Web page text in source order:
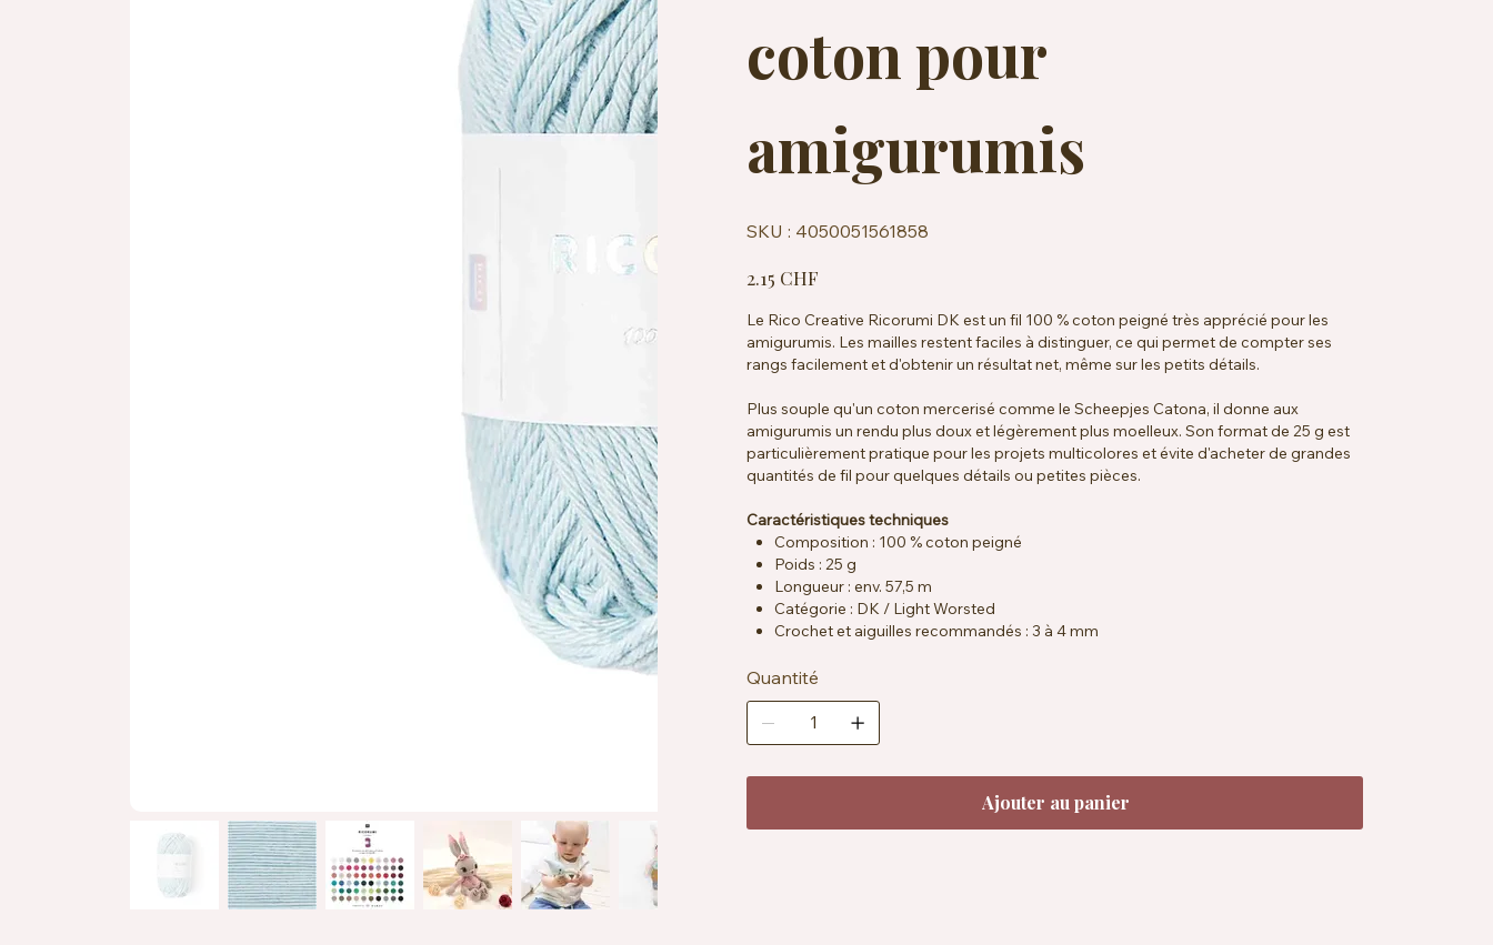
coton pour
amigurumis
SKU : 4050051561858
4050051561858
2.15 CHF
Le Rico Creative Ricorumi DK est un fil 100 % coton peigné très apprécié pour les
amigurumis. Les mailles restent faciles à distinguer, ce qui permet de compter ses
rangs facilement et d'obtenir un résultat net, même sur les petits détails.
Plus souple qu'un coton mercerisé comme le Scheepjes Catona, il donne aux
amigurumis un rendu plus doux et légèrement plus moelleux. Son format de 25 g est
particulièrement pratique pour les projets multicolores et évite d'acheter de grandes
quantités de fil pour quelques détails ou petites pièces.
Caractéristiques techniques
Composition : 100 % coton peigné
Poids : 25 g
Longueur : env. 57,5 m
Catégorie : DK / Light Worsted
Crochet et aiguilles recommandés : 3 à 4 mm
Certification : OEKO-TEX® Standard 100
Particularités : vegan, résistant à la salive
Entretien : lavable en machine à 30 °C
Quantité
Ajouter au panier